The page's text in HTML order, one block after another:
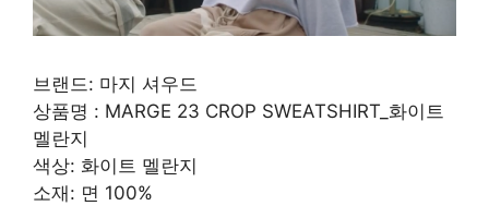
브랜드: 마지 셔우드
상품명 : MARGE 23 CROP SWEATSHIRT_화이트
멜란지
색상: 화이트 멜란지
소재: 면 100%